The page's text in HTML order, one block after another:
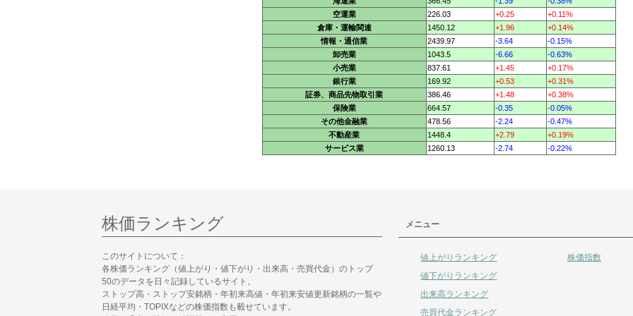
空運業
226.03 +0.25
+0.11%
倉庫・運輸関連
1450.12 +1.96
+0.14%
情報・通信業
2439.97 -3.64
-0.15%
卸売業
1043.5 -6.66
-0.63%
小売業
837.61 +1.45
+0.17%
銀行業
169.92 +0.53
+0.31%
証券、商品先物取引業
386.46 +1.48
+0.38%
保険業
664.57 -0.35
-0.05%
その他金融業
478.56 -2.24
-0.47%
不動産業
1448.4 +2.79
+0.19%
サービス業
1260.13 -2.74 -0.22%
株価ランキング
このサイトについて：
各株価ランキング（値上がり・値下がり・出来高・売買代金）のトップ
50のデータを日々記録しているサイト。
ストップ高・ストップ安銘柄・年初来高値・年初来安値更新銘柄の一覧や
日経平均・TOPIXなどの株価指数も載せています。
メニュー
値上がりランキング
値下がりランキング
出来高ランキング
売買代金ランキング
株価指数